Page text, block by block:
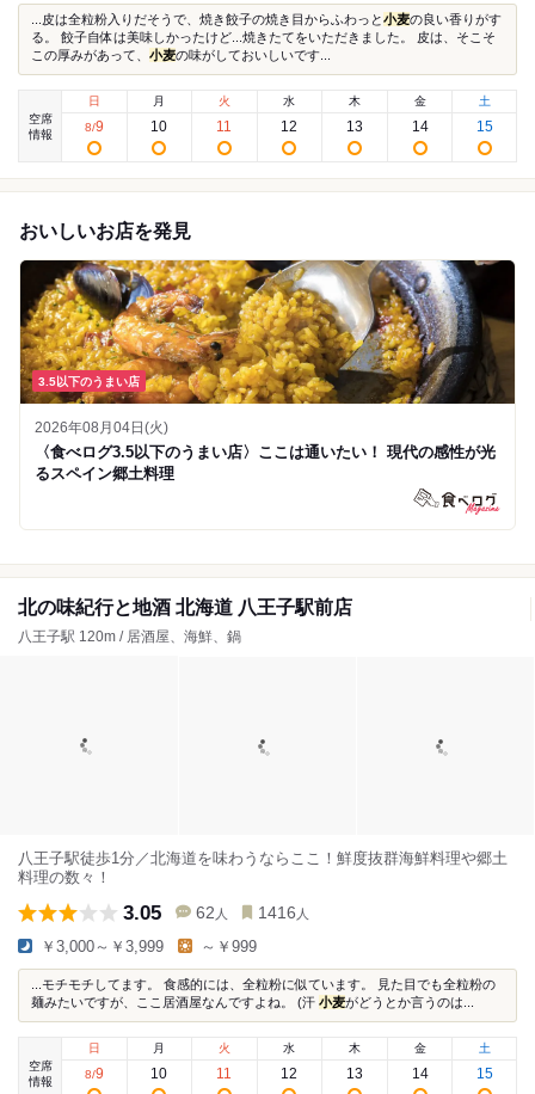
...皮は全粒粉入りだそうで、焼き餃子の焼き目からふわっと小麦の良い香りがす
る。 餃子自体は美味しかったけど...焼きたてをいただきました。 皮は、そこそ
この厚みがあって、 小麦の味がしておいしいです...
空席
情報
日
8/9
月
10
火
11
水
12
木
13
金
14
土
15
おいしいお店を発見
3.5以下のうまい店
2026年08月04日(火)
〈食べログ3.5以下のうまい店〉ここは通いたい！ 現代の感性が光
るスペイン郷土料理
北の味紀行と地酒 北海道 八王子駅前店
八王子駅 120m / 居酒屋、海鮮、鍋
八王子駅徒歩1分／北海道を味わうならここ！鮮度抜群海鮮料理や郷土
料理の数々！
3.05 62 人 1416 人
￥3,000～￥3,999 ～￥999
...モチモチしてます。 食感的には、全粒粉に似ています。 見た目でも全粒粉の
麺みたいですが、ここ居酒屋なんですよね。 (汗 小麦がどうとか言うのは...
空席
情報
日
8/9
月
10
火
11
水
12
木
13
金
14
土
15